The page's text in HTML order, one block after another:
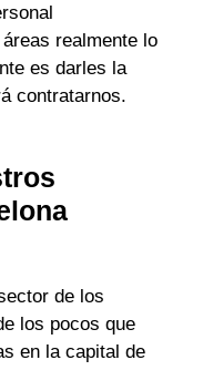
realmente lo
es darles la
contratarnos.
de los
los pocos que
en la capital de